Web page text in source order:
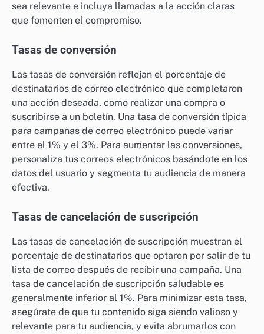
sea relevante e incluya llamadas a la acción claras
que fomenten el compromiso.
Tasas de conversión
Las tasas de conversión reflejan el porcentaje de
destinatarios de correo electrónico que completaron
una acción deseada, como realizar una compra o
suscribirse a un boletín. Una tasa de conversión típica
para campañas de correo electrónico puede variar
entre el 1% y el 3%. Para aumentar las conversiones,
personaliza tus correos electrónicos basándote en los
datos del usuario y segmenta tu audiencia de manera
efectiva.
Tasas de cancelación de suscripción
Las tasas de cancelación de suscripción muestran el
porcentaje de destinatarios que optaron por salir de tu
lista de correo después de recibir una campaña. Una
tasa de cancelación de suscripción saludable es
generalmente inferior al 1%. Para minimizar esta tasa,
asegúrate de que tu contenido siga siendo valioso y
relevante para tu audiencia, y evita abrumarlos con